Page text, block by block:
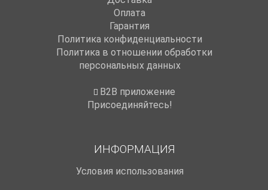
Оплата
Гарантия
Политика конфиденциальности
Политика в отношении обработки
персональных данных
B2B приложение
Присоединяйтесь!
ИНФОРМАЦИЯ
Условия использования